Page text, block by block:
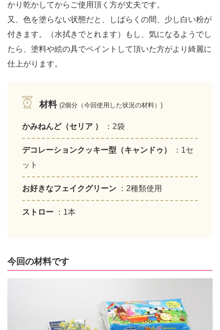
かり乾かしてからご使用頂く方が丈夫です。
又、色を塗らない状態だと、しばらくの間、少し白い粉が
付きます。（水拭きでとれます）もし、気になるようでし
たら、塗料や絵の具でペイントして頂いた方がより綺麗に
仕上がります。
材料 (2個分（今回使用した状況の材料）)
かみねんど（セリア ） ：2袋
デコレーションクッキー型（キャンドゥ）
：1セ
ット
お好きなフェイクグリーン ：2種類使用
ストロー ：1本
今回の材料です